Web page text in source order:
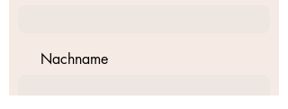
Nachname